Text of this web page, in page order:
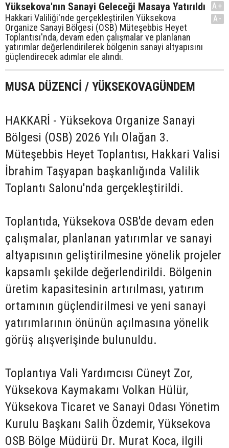
Yüksekova'nın Sanayi Geleceği Masaya Yatırıldı
Hakkari Valiliği'nde gerçekleştirilen Yüksekova
Organize Sanayi Bölgesi (OSB) Müteşebbis Heyet
Toplantısı'nda, devam eden çalışmalar ve planlanan
yatırımlar değerlendirilerek bölgenin sanayi altyapısını
güçlendirecek adımlar ele alındı.
A+
A-
MUSA DÜZENCİ / YÜKSEKOVAGÜNDEM
HAKKARİ - Yüksekova Organize Sanayi
Bölgesi (OSB) 2026 Yılı Olağan 3.
Müteşebbis Heyet Toplantısı, Hakkari Valisi
İbrahim Taşyapan başkanlığında Valilik
Toplantı Salonu'nda gerçekleştirildi.
Toplantıda, Yüksekova OSB'de devam eden
çalışmalar, planlanan yatırımlar ve sanayi
altyapısının geliştirilmesine yönelik projeler
kapsamlı şekilde değerlendirildi. Bölgenin
üretim kapasitesinin artırılması, yatırım
ortamının güçlendirilmesi ve yeni sanayi
yatırımlarının önünün açılmasına yönelik
görüş alışverişinde bulunuldu.
Toplantıya Vali Yardımcısı Cüneyt Zor,
Yüksekova Kaymakamı Volkan Hülür,
Yüksekova Ticaret ve Sanayi Odası Yönetim
Kurulu Başkanı Salih Özdemir, Yüksekova
OSB Bölge Müdürü Dr. Murat Koca, ilgili